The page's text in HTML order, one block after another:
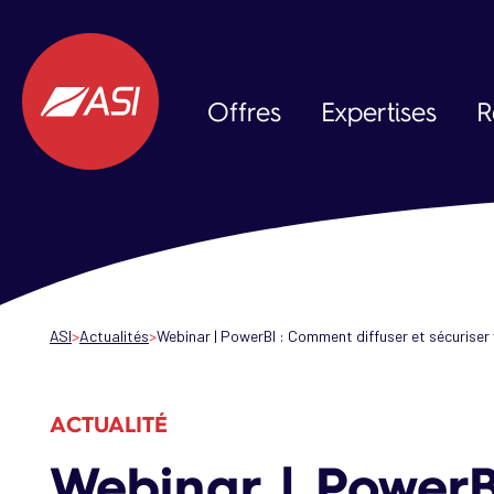
Offres
Expérience Client
Expertises
ASI Actualités Webinar | PowerBI : Comment diffuser et
ACTUALITÉ